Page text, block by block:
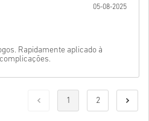
05-08-2025
Rapidamente aplicado à
1 2